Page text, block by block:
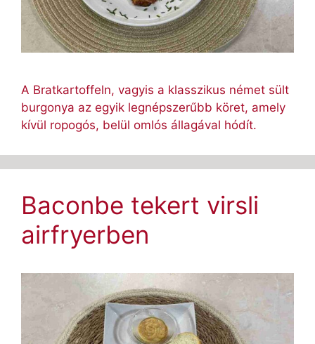
A Bratkartoffeln, vagyis a klasszikus német sült
burgonya az egyik legnépszerűbb köret, amely
kívül ropogós, belül omlós állagával hódít.
Baconbe tekert virsli
airfryerben